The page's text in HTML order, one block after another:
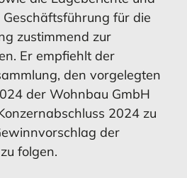
für die
zustimmend zur
Er empfiehlt der
den vorgelegten
der Wohnbau GmbH
2024 zu
der
folgen.